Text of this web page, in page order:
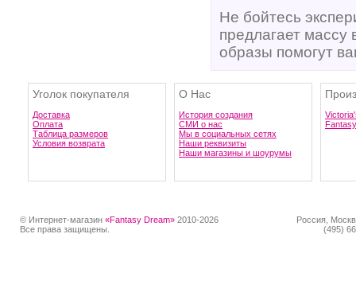
Не бойтесь
предлагает
образы помогут
Уголок покупателя
Доставка
Оплата
Таблица размеров
Условия возврата
О Нас
История создания
СМИ о нас
Мы в социальных сетях
Наши реквизиты
Наши магазины и шоурумы
© Интернет-магазин «Fantasy Dream» 2010-2026
Все права защищены.
Россия,
(495)